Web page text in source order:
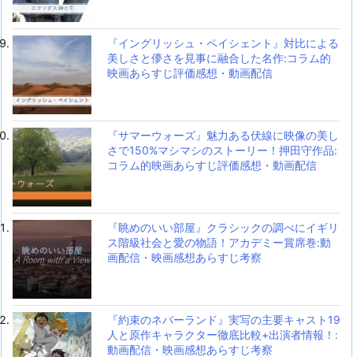
『イングリッシュ・ペイシェント』対比による
美しさと儚さを見事に融合した名作:コラム的
映画あらすじ評価感想・動画配信
『サマーウォーズ』魅力ある伏線に映像の美し
さで150%マシマシのストーリー！押田守作品:
コラム的映画あらすじ評価感想・動画配信
『眺めのいい部屋』クラシックの調べにイギリ
ス階級社会と愛の物語！アカデミー賞席巻:動
画配信・映画感想あらすじ考察
『約束のネバーランド』実写の主要キャスト19
人と原作キャラクター徹底比較+出演者情報！:
動画配信・映画感想あらすじ考察